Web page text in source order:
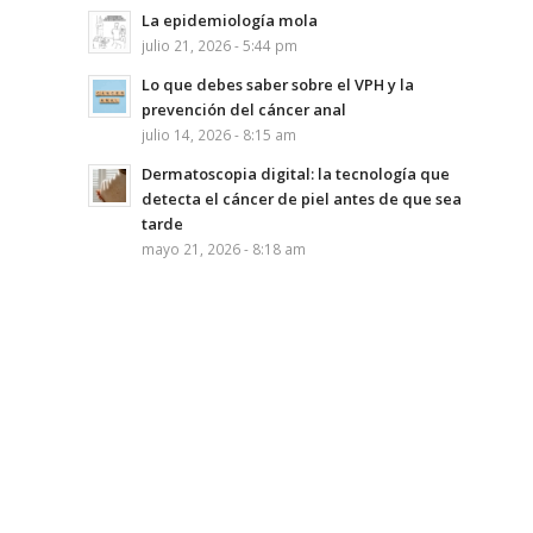
La epidemiología mola
julio 21, 2026 - 5:44 pm
Lo que debes saber sobre el VPH y la
prevención del cáncer anal
julio 14, 2026 - 8:15 am
Dermatoscopia digital: la tecnología que
detecta el cáncer de piel antes de que sea
tarde
mayo 21, 2026 - 8:18 am